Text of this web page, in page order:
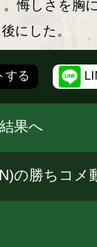
悔しさを胸
にした。
する
果へ
の勝ちコメ